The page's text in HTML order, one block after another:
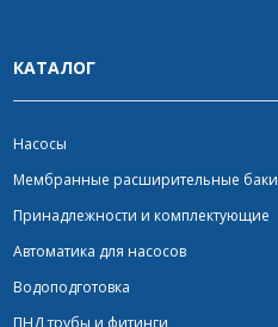
КАТАЛОГ
Насосы
Мембранные расширительные баки
Принадлежности и комплектующие
Автоматика для насосов
Водоподготовка
ПНД трубы и фитинги